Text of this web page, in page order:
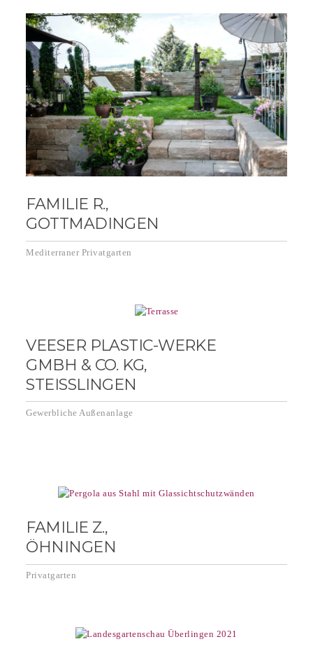
FAMILIE R.,
GOTTMADINGEN
Mediterraner Privatgarten
VEESER PLASTIC-WERKE
GMBH & CO. KG,
STEISSLINGEN
Gewerbliche Außenanlage
FAMILIE Z.,
ÖHNINGEN
Privatgarten